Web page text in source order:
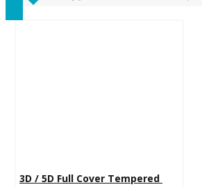
3D / 5D Full Cover Tempered